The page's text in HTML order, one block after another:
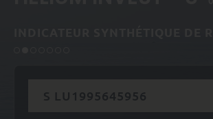
S LU1995645956